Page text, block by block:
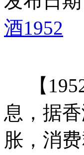
酒1952
【1952
息，据
胀，消